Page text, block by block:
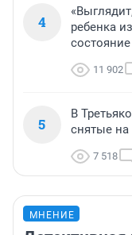
4
ребенка
11 902
5
В
снятые
7 518
МНЕНИЕ